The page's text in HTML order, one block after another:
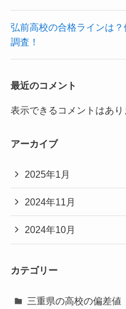
弘前高校の合格ラインは
調査！
最近のコメント
表示できるコメントはあり
アーカイブ
2025年1月
2024年11月
2024年10月
カテゴリー
三重県の高校の偏差値